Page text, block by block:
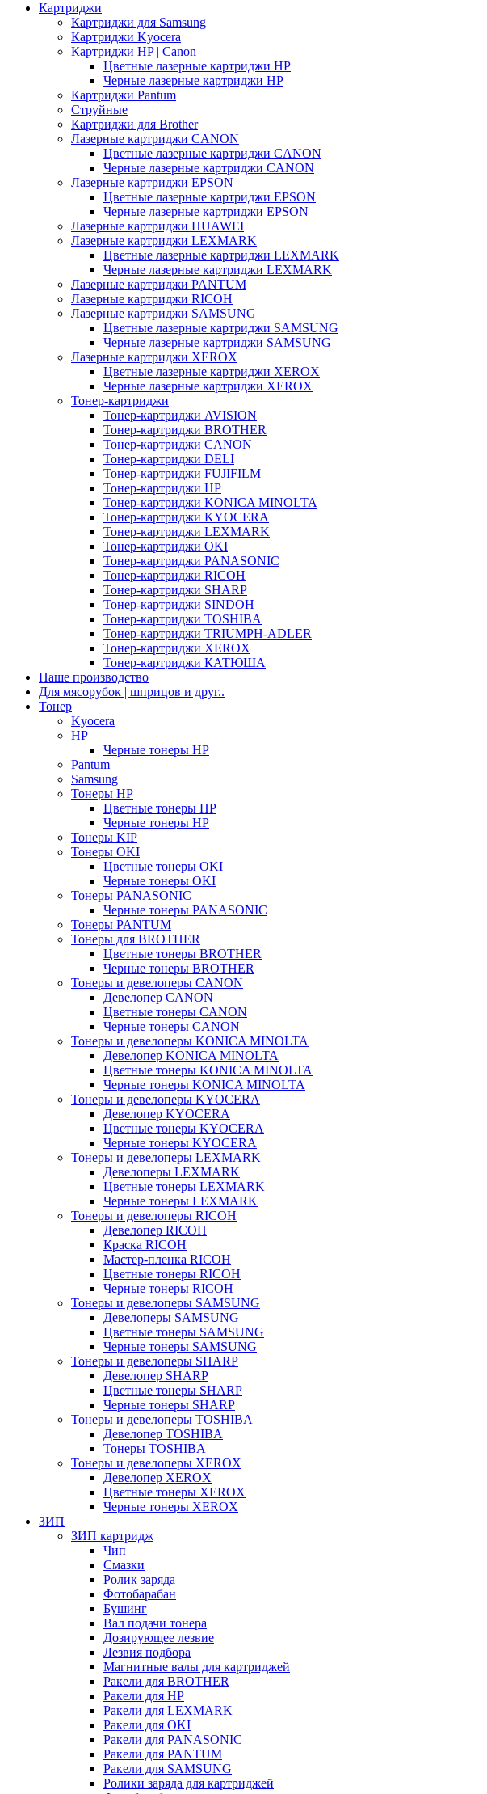
Картриджи
Картриджи для Samsung
Картриджи Kyocera
Картриджи HP | Canon
Цветные лазерные картриджи HP
Черные лазерные картриджи HP
Картриджи Pantum
Струйные
Картриджи для Brother
Лазерные картриджи CANON
Цветные лазерные картриджи CANON
Черные лазерные картриджи CANON
Лазерные картриджи EPSON
Цветные лазерные картриджи EPSON
Черные лазерные картриджи EPSON
Лазерные картриджи HUAWEI
Лазерные картриджи LEXMARK
Цветные лазерные картриджи LEXMARK
Черные лазерные картриджи LEXMARK
Лазерные картриджи PANTUM
Лазерные картриджи RICOH
Лазерные картриджи SAMSUNG
Цветные лазерные картриджи SAMSUNG
Черные лазерные картриджи SAMSUNG
Лазерные картриджи XEROX
Цветные лазерные картриджи XEROX
Черные лазерные картриджи XEROX
Тонер-картриджи
Тонер-картриджи AVISION
Тонер-картриджи BROTHER
Тонер-картриджи CANON
Тонер-картриджи DELI
Тонер-картриджи FUJIFILM
Тонер-картриджи HP
Тонер-картриджи KONICA MINOLTA
Тонер-картриджи KYOCERA
Тонер-картриджи LEXMARK
Тонер-картриджи OKI
Тонер-картриджи PANASONIC
Тонер-картриджи RICOH
Тонер-картриджи SHARP
Тонер-картриджи SINDOH
Тонер-картриджи TOSHIBA
Тонер-картриджи TRIUMPH-ADLER
Тонер-картриджи XEROX
Тонер-картриджи КАТЮША
Наше производство
Для мясорубок | шприцов и друг..
Тонер
Kyocera
HP
Черные тонеры HP
Pantum
Samsung
Тонеры HP
Цветные тонеры HP
Черные тонеры HP
Тонеры KIP
Тонеры OKI
Цветные тонеры OKI
Черные тонеры OKI
Тонеры PANASONIC
Черные тонеры PANASONIC
Тонеры PANTUM
Тонеры для BROTHER
Цветные тонеры BROTHER
Черные тонеры BROTHER
Тонеры и девелоперы CANON
Девелопер CANON
Цветные тонеры CANON
Черные тонеры CANON
Тонеры и девелоперы KONICA MINOLTA
Девелопер KONICA MINOLTA
Цветные тонеры KONICA MINOLTA
Черные тонеры KONICA MINOLTA
Тонеры и девелоперы KYOCERA
Девелопер KYOCERA
Цветные тонеры KYOCERA
Черные тонеры KYOCERA
Тонеры и девелоперы LEXMARK
Девелоперы LEXMARK
Цветные тонеры LEXMARK
Черные тонеры LEXMARK
Тонеры и девелоперы RICOH
Девелопер RICOH
Краска RICOH
Мастер-пленка RICOH
Цветные тонеры RICOH
Черные тонеры RICOH
Тонеры и девелоперы SAMSUNG
Девелоперы SAMSUNG
Цветные тонеры SAMSUNG
Черные тонеры SAMSUNG
Тонеры и девелоперы SHARP
Девелопер SHARP
Цветные тонеры SHARP
Черные тонеры SHARP
Тонеры и девелоперы TOSHIBA
Девелопер TOSHIBA
Тонеры TOSHIBA
Тонеры и девелоперы XEROX
Девелопер XEROX
Цветные тонеры XEROX
Черные тонеры XEROX
ЗИП
ЗИП картридж
Чип
Смазки
Ролик заряда
Фотобарабан
Бушинг
Вал подачи тонера
Дозирующее лезвие
Лезвия подбора
Магнитные валы для картриджей
Ракели для BROTHER
Ракели для HP
Ракели для LEXMARK
Ракели для OKI
Ракели для PANASONIC
Ракели для PANTUM
Ракели для SAMSUNG
Ролики заряда для картриджей